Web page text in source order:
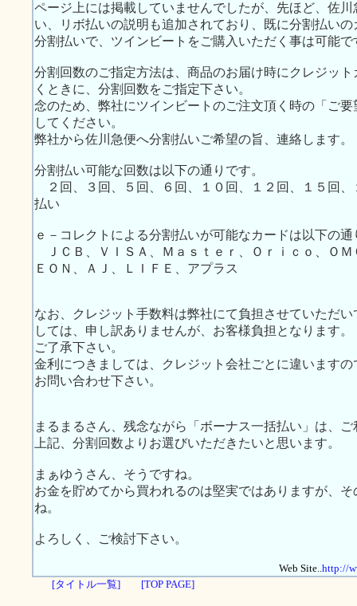
ページ上には掲載していませんでしたが、先ほど、佐
い、リボ払いの説明も追加されており、既に分割払い
分割払いで、ツインビートをご購入いただく事は可能で
分割回数のご指定方法は、商品のお届け時にクレジッ
くときに、分割回数をご指定下さい。
念のため、弊社にツインビートのご注文頂く時の「ご
してください。
弊社から佐川急便へ分割払いご希望の旨、連絡します。
分割払い可能な回数は以下の通りです。
２回、３回、５回、６回、１０回、１２回、１５回
払い
ｅ－コレクトによる分割払いが可能なカードは以下の通
ＪＣＢ、ＶＩＳＡ、Ｍａｓｔｅｒ、Ｏｒｉｃｏ、Ｏ
ＥＯＮ、ＡＪ、ＬＩＦＥ、アプラス
なお、クレジット手数料は弊社にて負担させていただ
しては、申し訳ありませんが、お客様負担となります。
ご了承下さい。
金利につきましては、クレジット会社ごとに違います
お問い合わせ下さい。
まるまるさん、残念ながら「ボーナス一括払い」は、
上記、分割回数よりお選びいただきたいと思います。
まぁゆうさん、そうですね。
お金を貯めてから買われるのは堅実ではありますが、
ね。
よろしく、ご検討下さい。
Web Site..http://
[タイトル一覧]
[TOP PAGE]